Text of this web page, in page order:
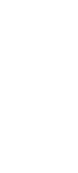
ਨੂੰ ਯਾਦ ਕਰਦਿਆਂ